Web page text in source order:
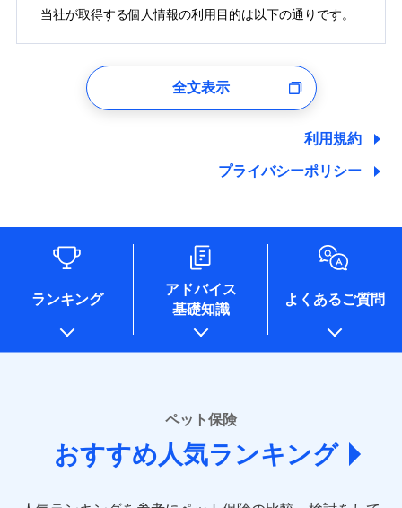
当社が取得する個人情報の利用目的は以下の通りです。
ユーザー登録受付および、管理のため
しくは委託を受けている保険会社・提携会社の保険その他に
た維持管理等の委託業務遂行のため、またそれらに付帯、関
各種セミナーの開催のため
コンサルティングサービスの実施のため
アンケートやキャンペーン等の実施のため
上記に係る案内・手続き・管理等付帯業務を行うため
* 当社が委託を受けている保険会社の情報は、保険会社
あいおいニッセイ同和損害保険株式会社
(https://www.aioinissaydowa.co.jp/)
アクサ損害保険株式会社 (https://www.axa-
アニコム損害保険株式会社 (https://www.anicom-
全文表示
利用規約
プライバシーポリシー
ランキング
アドバイス
基礎知識
よくあるご質問
ペット保険
おすすめ人気ランキング